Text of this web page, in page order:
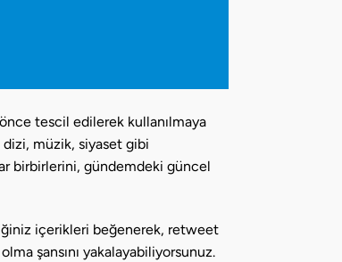
önce tescil edilerek kullanılmaya
dizi, müzik, siyaset gibi
birbirlerini, gündemdeki güncel
içerikleri beğenerek, retweet
şansını yakalayabiliyorsunuz.